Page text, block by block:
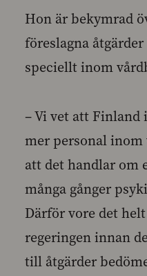
Hon är bekymrad
föreslagna
speciellt inom
– Vi vet att
mer personal inom
att det handlar om
många gånger
Därför vore det
regeringen innan
till åtgärder